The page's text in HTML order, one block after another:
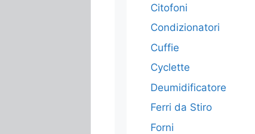
Citofoni
Condizionatori
Cuffie
Cyclette
Deumidificatore
Ferri da Stiro
Forni